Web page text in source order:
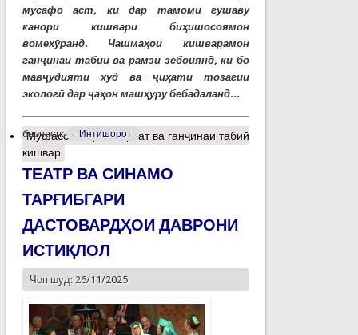
мусафо аст, ки дар тамоми гушаву
канори кишвари биҳишосоямон
вомехӯранд. Чашмаҳои кишварамон
ганҷинаи табиӣ ва рамзи зебоиянд, ки бо
мавҷудияти худ ва ҷиҳати тозагии
экологӣ дар ҷаҳон машҳуру бебадаланд...
барчасп: Интишорот
Муфассалтаро Сарват ва ганҷинаи табиӣ
кишвар
ТЕАТР ВА СИНАМО
ТАРҒИБГАРИ
ДАСТОВАРДҲОИ ДАВРОНИ
ИСТИҚЛОЛ
Чоп шуд: 26/11/2025